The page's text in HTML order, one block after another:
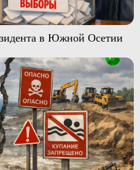
в Южной Осетии